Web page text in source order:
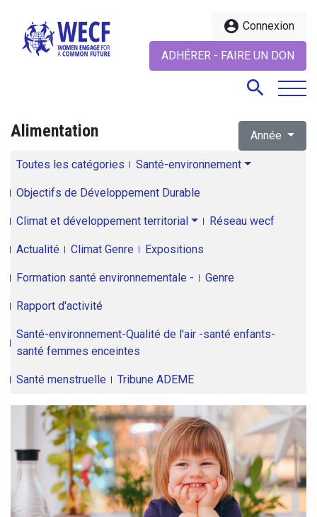
account_circle Connexion
ADHÉRER - FAIRE UN DON
search
Alimentation Année
Toutes les catégories Santé-environnement
Objectifs de Développement Durable
Climat et développement territorial Réseau wecf
Actualité Climat Genre Expositions
Formation santé environnementale - Genre
Rapport d'activité
Santé-environnement-Qualité de l'air -santé enfants-
santé femmes enceintes
Santé menstruelle Tribune ADEME